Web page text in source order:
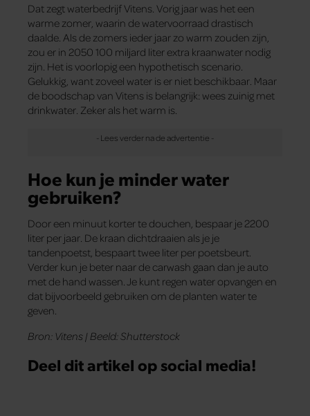
Dat zegt waterbedrijf Vitens. Vorig jaar was het een
warme zomer, waarin de watervoorraad drastisch
daalde. Als de zomers ieder jaar zo warm zouden zijn,
zou er in 2050 100 miljard liter extra kraanwater nodig
zijn. Het is voorlopig een hypothetisch scenario.
Gelukkig, want zoveel water is er niet beschikbaar. Maar
de boodschap van Vitens is belangrijk: wees zuinig met
drinkwater. Zeker als het warm is.
Hoe kun je minder water
gebruiken?
Door een minuut korter te douchen, bespaar je 2200
liter per jaar. De kraan dichtdraaien als je je
tandenpoetst, bespaart twee liter per poetsbeurt.
Verder kun je beter naar de carwash gaan dan je auto
met de hand wassen. Je kunt regen water opvangen en
dat bijvoorbeeld gebruiken om de planten water te
geven.
Bron: Vitens | Beeld: Shutterstock
Deel dit artikel op social media!